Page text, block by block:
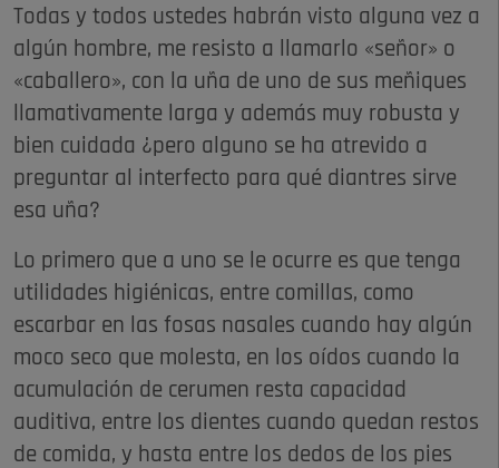
Todas y todos ustedes habrán visto alguna vez a
algún hombre, me resisto a llamarlo «señor» o
«caballero», con la uña de uno de sus meñiques
llamativamente larga y además muy robusta y
bien cuidada ¿pero alguno se ha atrevido a
preguntar al interfecto para qué diantres sirve
esa uña?
Lo primero que a uno se le ocurre es que tenga
utilidades higiénicas, entre comillas, como
escarbar en las fosas nasales cuando hay algún
moco seco que molesta, en los oídos cuando la
acumulación de cerumen resta capacidad
auditiva, entre los dientes cuando quedan restos
de comida, y hasta entre los dedos de los pies